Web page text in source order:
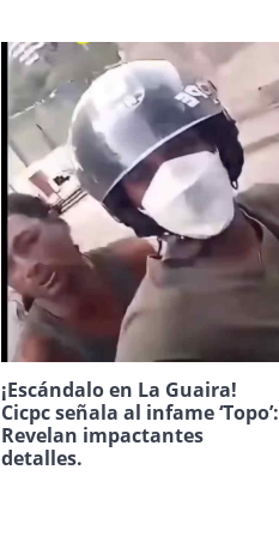
¡Escándalo en La Guaira!
Cicpc señala al infame ‘Topo’:
Revelan impactantes
detalles.